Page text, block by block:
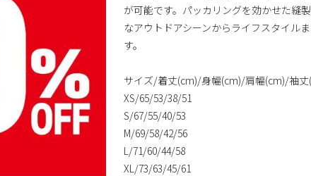
が可能です。パッカリングを効かせた縫
なアウトドアシーンからライフスタイル
す。
サイズ/着丈(cm)/身幅(cm)/肩幅(cm)/袖丈
XS/65/53/38/51
S/67/55/40/53
M/69/58/42/56
L/71/60/44/58
XL/73/63/45/61